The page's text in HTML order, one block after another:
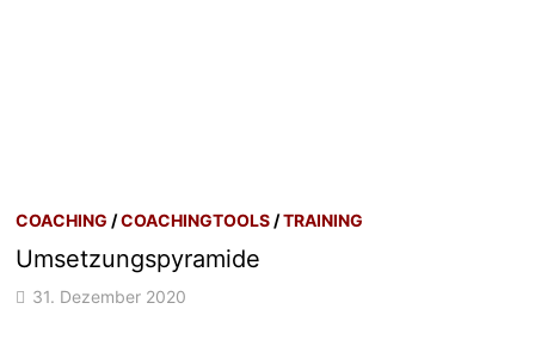
COACHING /COACHINGTOOLS /TRAINING
Umsetzungspyramide
31. Dezember 2020